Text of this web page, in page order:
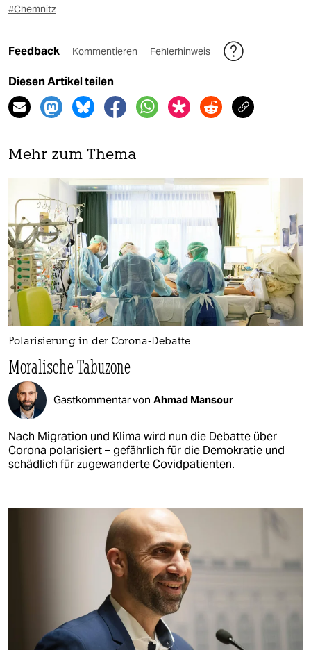
#Chemnitz
Feedback Kommentieren Fehlerhinweis
Diesen Artikel teilen
Mehr zum Thema
Polarisierung in der Corona-Debatte
Moralische Tabuzone
Gastkommentar von Ahmad Mansour
Nach Migration und Klima wird nun die Debatte über
Corona polarisiert – gefährlich für die Demokratie und
schädlich für zugewanderte Covidpatienten.